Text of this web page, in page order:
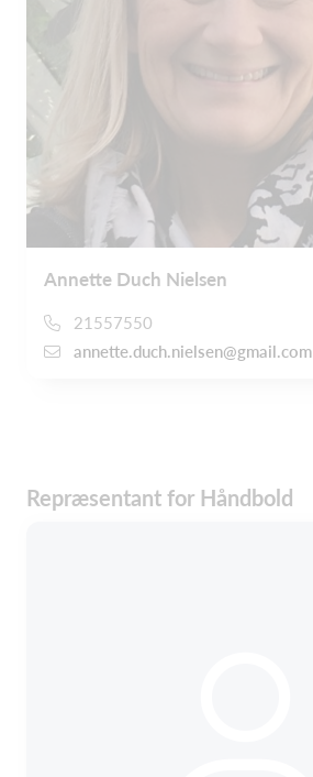
Annette Duch Nielsen
21557550
annette.duch.nielsen@gmail.com
Repræsentant for Håndbold